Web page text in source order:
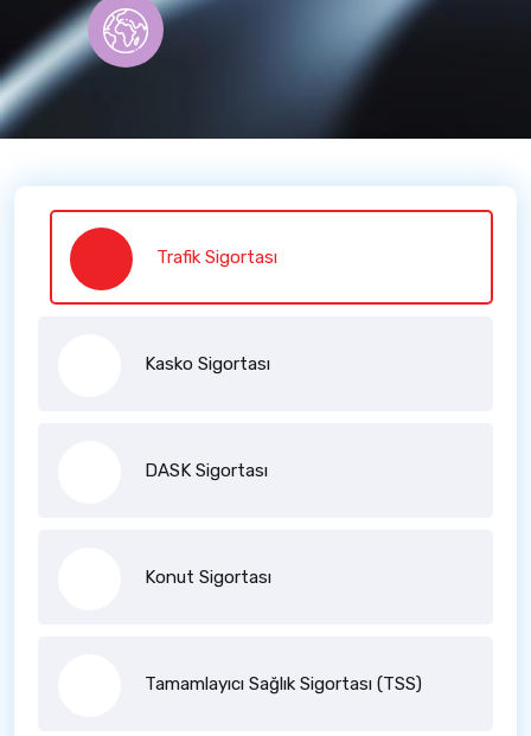
Trafik Sigortası
Kasko Sigortası
DASK Sigortası
Konut Sigortası
Tamamlayıcı Sağlık Sigortası (TSS)